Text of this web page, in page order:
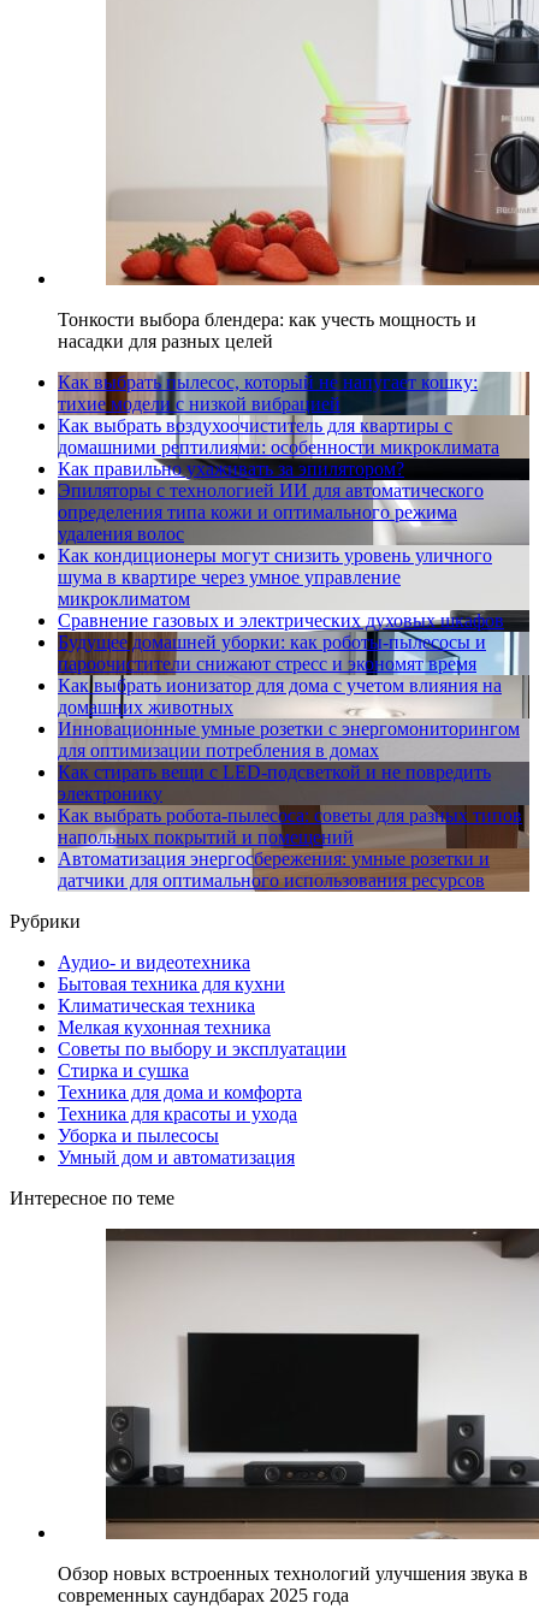
Тонкости выбора блендера: как учесть мощность и
насадки для разных целей
Как выбрать пылесос, который не напугает кошку:
тихие модели с низкой вибрацией
Как выбрать воздухоочиститель для квартиры с
домашними рептилиями: особенности микроклимата
Как правильно ухаживать за эпилятором?
Эпиляторы с технологией ИИ для автоматического
определения типа кожи и оптимального режима
удаления волос
Как кондиционеры могут снизить уровень уличного
шума в квартире через умное управление
микроклиматом
Сравнение газовых и электрических духовых шкафов
Будущее домашней уборки: как роботы-пылесосы и
пароочистители снижают стресс и экономят время
Как выбрать ионизатор для дома с учетом влияния на
домашних животных
Инновационные умные розетки с энергомониторингом
для оптимизации потребления в домах
Как стирать вещи с LED-подсветкой и не повредить
электронику
Как выбрать робота-пылесоса: советы для разных типов
напольных покрытий и помещений
Автоматизация энергосбережения: умные розетки и
датчики для оптимального использования ресурсов
Рубрики
Аудио- и видеотехника
Бытовая техника для кухни
Климатическая техника
Мелкая кухонная техника
Советы по выбору и эксплуатации
Стирка и сушка
Техника для дома и комфорта
Техника для красоты и ухода
Уборка и пылесосы
Умный дом и автоматизация
Интересное по теме
Обзор новых встроенных технологий улучшения звука в
современных саундбарах 2025 года